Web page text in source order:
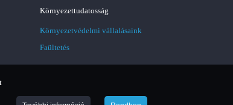
Környezettudatosság
Környezetvédelmi vállalásaink
Faültetés